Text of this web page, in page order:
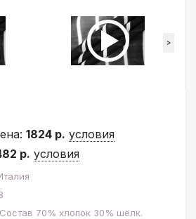
>
1824 р. условия
р. условия
Состав 70% хлопок 30% шёлк.